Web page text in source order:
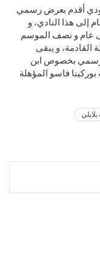
أقدم بعرض رسمي
إلى هذا النادي، و
عام و نصف الموسم
القادمة، و يبقى
بخصوص ابن
فاسو المؤهلة